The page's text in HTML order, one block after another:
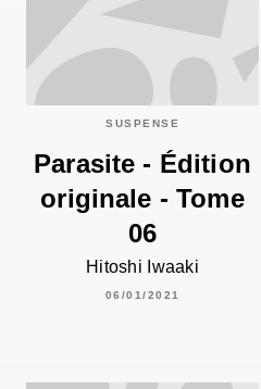
SUSPENSE
Parasite - Édition
originale - Tome
06
Hitoshi Iwaaki
06/01/2021